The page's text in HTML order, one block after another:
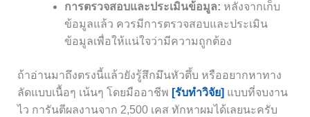
การตรวจสอบและประเมินข้อมูล: หลังจากเก็บ
ข้อมูลแล้ว ควรมีการตรวจสอบและประเมิน
ข้อมูลเพื่อให้แน่ใจว่ามีความถูกต้อง
ถ้าอ่านมาถึงตรงนี้แล้วยังรู้สึกมึนหัวตึ้บ หรืออยากหาทาง
ลัดแบบเนื้อๆ เน้นๆ โดยมืออาชีพ [รับทำวิจัย] แบบที่จบงาน
ไว การันตีผลงานจาก 2,500 เคส ทักหาผมได้เลยนะครับ